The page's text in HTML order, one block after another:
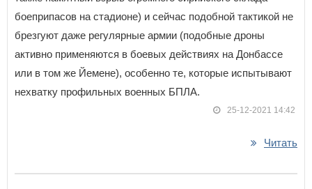
боеприпасов на стадионе) и сейчас подобной тактикой не
брезгуют даже регулярные армии (подобные дроны
активно применяются в боевых действиях на Донбассе
или в том же Йемене), особенно те, которые испытывают
нехватку профильных военных БПЛА.
25-12-2021 14:42
Читать